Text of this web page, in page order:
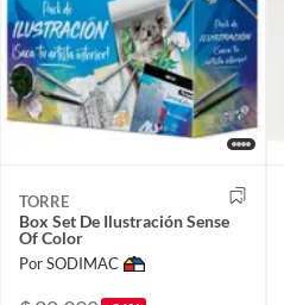
TORRE
Box Set De Ilustración Sense
Of Color
Por SODIMAC